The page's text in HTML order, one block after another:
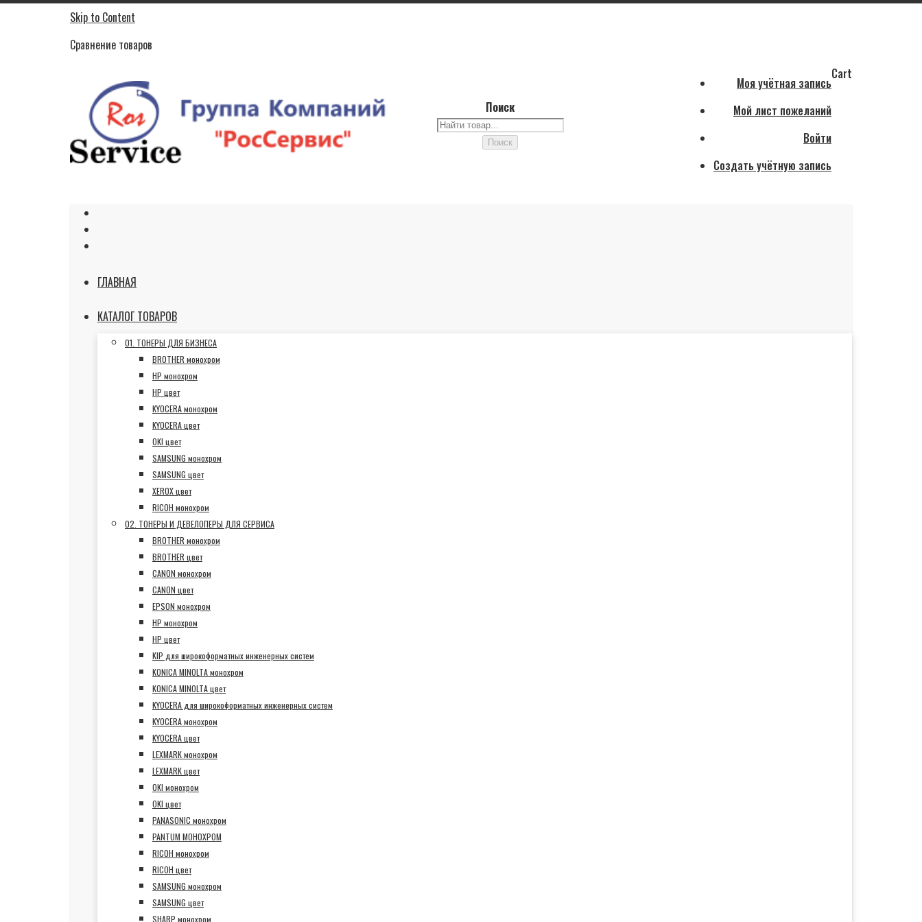
Skip to Content
Сравнение товаров
Поиск
Поиск
Поиск
Cart
Моя учётная запись
Мой лист пожеланий
Войти
Создать учётную запись
ГЛАВНАЯ
КАТАЛОГ ТОВАРОВ
01. ТОНЕРЫ ДЛЯ БИЗНЕСА
BROTHER монохром
HP монохром
HP цвет
KYOCERA монохром
KYOCERA цвет
OKI цвет
SAMSUNG монохром
SAMSUNG цвет
XEROX цвет
RICOH монохром
02. ТОНЕРЫ И ДЕВЕЛОПЕРЫ ДЛЯ СЕРВИСА
BROTHER монохром
BROTHER цвет
CANON монохром
CANON цвет
EPSON монохром
HP монохром
HP цвет
KIP для широкоформатных инженерных систем
KONICA MINOLTA монохром
KONICA MINOLTA цвет
KYOCERA для широкоформатных инженерных систем
KYOCERA монохром
KYOCERA цвет
LEXMARK монохром
LEXMARK цвет
OKI монохром
OKI цвет
PANASONIC монохром
PANTUM МОНОХРОМ
RICOH монохром
RICOH цвет
SAMSUNG монохром
SAMSUNG цвет
SHARP монохром